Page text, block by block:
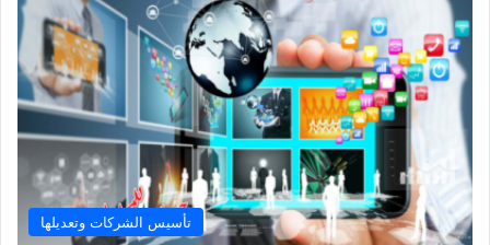
تأسيس الشركات وتعديلها